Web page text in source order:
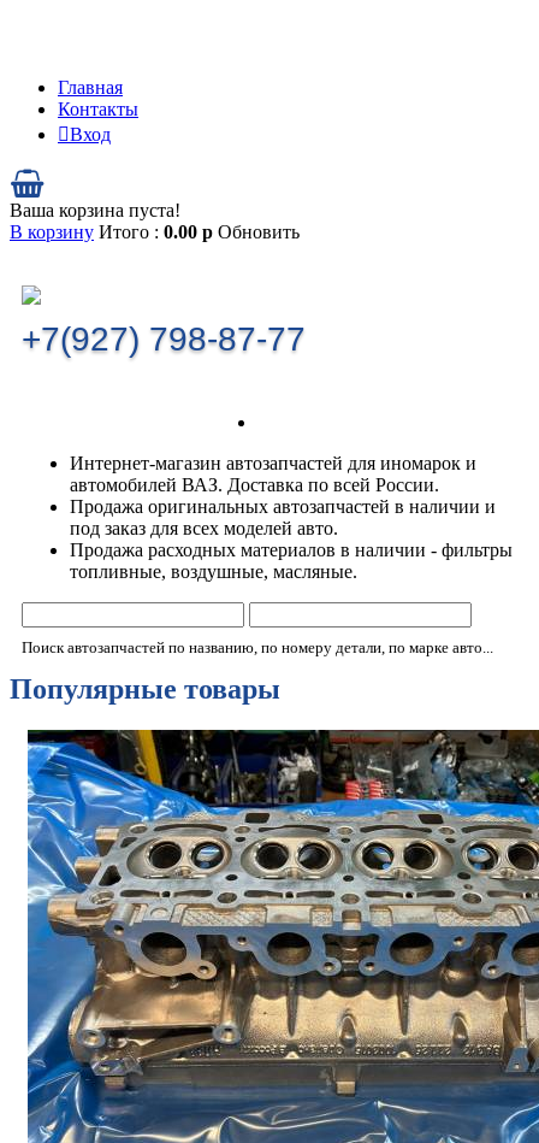
Главная
Контакты
Вход
Ваша корзина пуста!
В корзину Итого : 0.00 р Обновить
+7(927) 798-87-77
Интернет-магазин автозапчастей для иномарок и
автомобилей ВАЗ. Доставка по всей России.
Продажа оригинальных автозапчастей в наличии и
под заказ для всех моделей авто.
Продажа расходных материалов в наличии - фильтры
топливные, воздушные, масляные.
Поиск автозапчастей по названию, по номеру детали, по марке авто...
Популярные товары